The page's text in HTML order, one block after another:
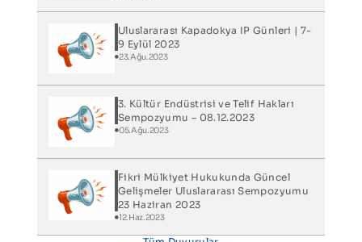
Uluslararası Kapadokya IP Günleri​ | 7-
9 Eylül 2023
23.Ağu.2023
3. Kültür Endüstrisi ve Telif Hakları
Sempozyumu – 08.12.2023
05.Ağu.2023
Fikri Mülkiyet Hukukunda Güncel
Gelişmeler Uluslararası Sempozyumu
23 Haziran 2023
12.Haz.2023